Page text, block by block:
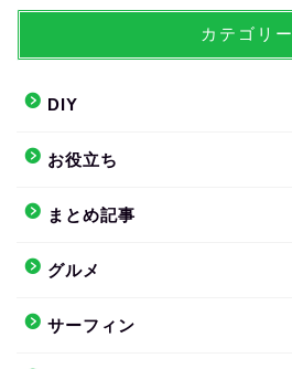
カテゴリー
DIY
お役立ち
まとめ記事
グルメ
サーフィン